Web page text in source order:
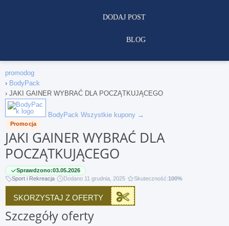
DODAJ POST
BLOG
promodog
› BodyPack
› JAKI GAINER WYBRAĆ DLA POCZĄTKUJĄCEGO
BodyPack Wszystkie kupony →
Promocja
JAKI GAINER WYBRAĆ DLA
POCZĄTKUJĄCEGO
Sprawdzono:03.05.2026
Sport i Rekreacja
Dodano 11 grudnia, 2025 Skuteczność:100%
SKORZYSTAJ Z OFERTY
Szczegóły oferty